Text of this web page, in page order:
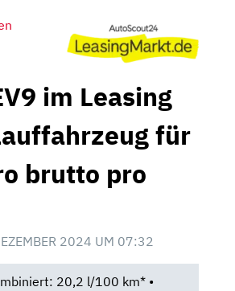
im Leasing
für
brutto pro
2024 UM 07:32
20,2 l/100 km* •